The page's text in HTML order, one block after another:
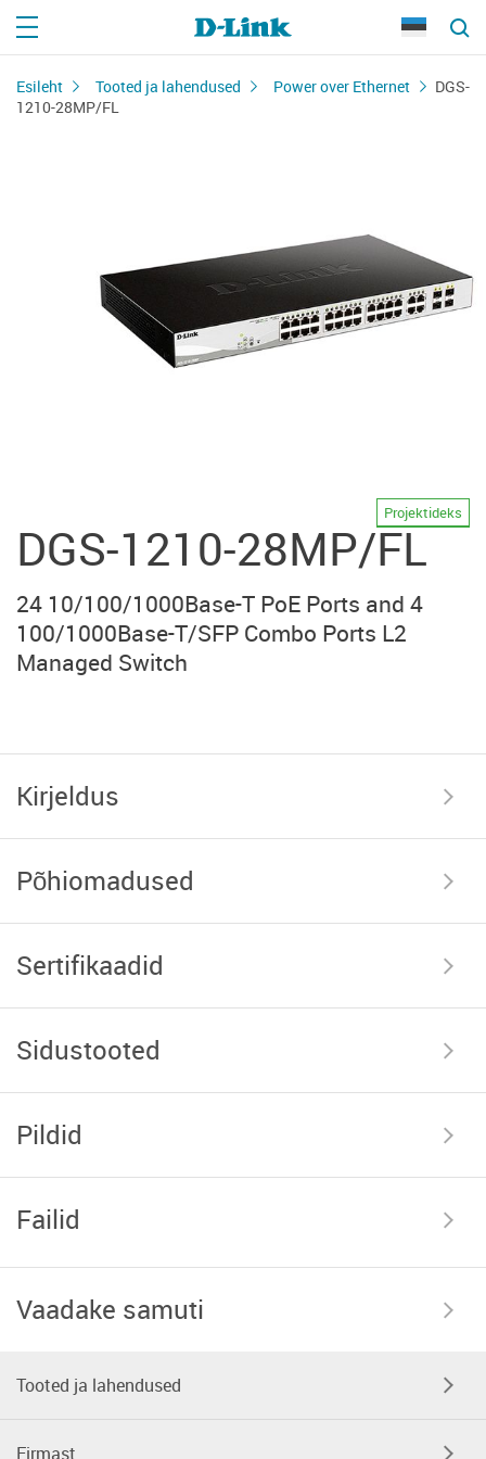
Esileht Tooted ja lahendused Power over Ethernet
DGS-
1210-28MP/FL
DGS-1210-28MP/FL
Projektideks
24 10/100/1000Base-T PoE Ports and 4
100/1000Base-T/SFP Combo Ports L2
Managed Switch
Kirjeldus
Põhiomadused
Sertifikaadid
Sidustooted
Pildid
Failid
Vaadake samuti
Tooted ja lahendused
Firmast